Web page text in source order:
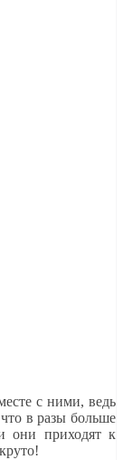
с ними, ведь
в разы больше
они приходят к